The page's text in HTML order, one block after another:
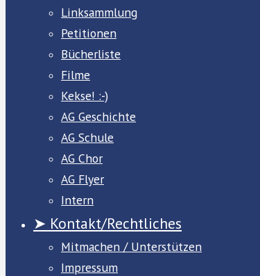
Linksammlung
Petitionen
Bücherliste
Filme
Kekse! :-)
AG Geschichte
AG Schule
AG Chor
AG Flyer
Intern
➤ Kontakt/Rechtliches
Mitmachen / Unterstützen
Impressum